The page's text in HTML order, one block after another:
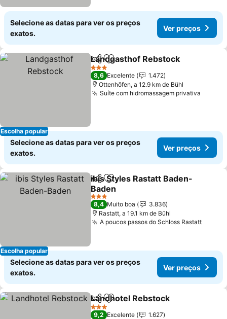
Selecione as datas para ver os preços
exatos.
Ver preços
Escolha popular
PartilharAdicionar aos favoritos
Landgasthof Rebstock
3 Estrelas
8,6 Excelente
1.472
Ottenhöfen, a 12.9 km de Bühl
Suíte com hidromassagem privativa
Selecione as datas para ver os preços
exatos.
Ver preços
Escolha popular
PartilharAdicionar aos favoritos
ibis Styles Rastatt Baden-
Baden
3 Estrelas
8,4 Muito boa
3.836
Rastatt, a 19.1 km de Bühl
A poucos passos do Schloss Rastatt
Selecione as datas para ver os preços
exatos.
Ver preços
PartilharAdicionar aos favoritos
Landhotel Rebstock
3 Estrelas
9,2 Excelente
1.627